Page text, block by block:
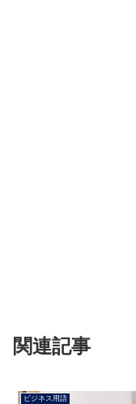
関連記事
ビジネス用語